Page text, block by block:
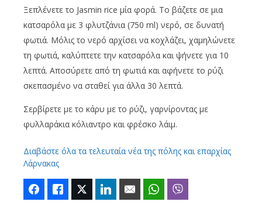
Ξεπλένετε το Jasmin rice μία φορά. Το βάζετε σε μια
κατσαρόλα με 3 φλυτζάνια (750 ml) νερό, σε δυνατή
φωτιά. Μόλις το νερό αρχίσει να κοχλάζει, χαμηλώνετε
τη φωτιά, καλύπτετε την κατσαρόλα και ψήνετε για 10
λεπτά. Αποσύρετε από τη φωτιά και αφήνετε το ρύζι
σκεπασμένο να σταθεί για άλλα 30 λεπτά.
Σερβίρετε με το κάρυ με το ρύζι, γαρνίροντας με
φυλλαράκια κόλιαντρο και φρέσκο λάιμ.
Διαβάστε όλα τα τελευταία νέα της πόλης και επαρχίας
Λάρνακας
FacebookLike Twitter LinkedIn Email WhatsApp